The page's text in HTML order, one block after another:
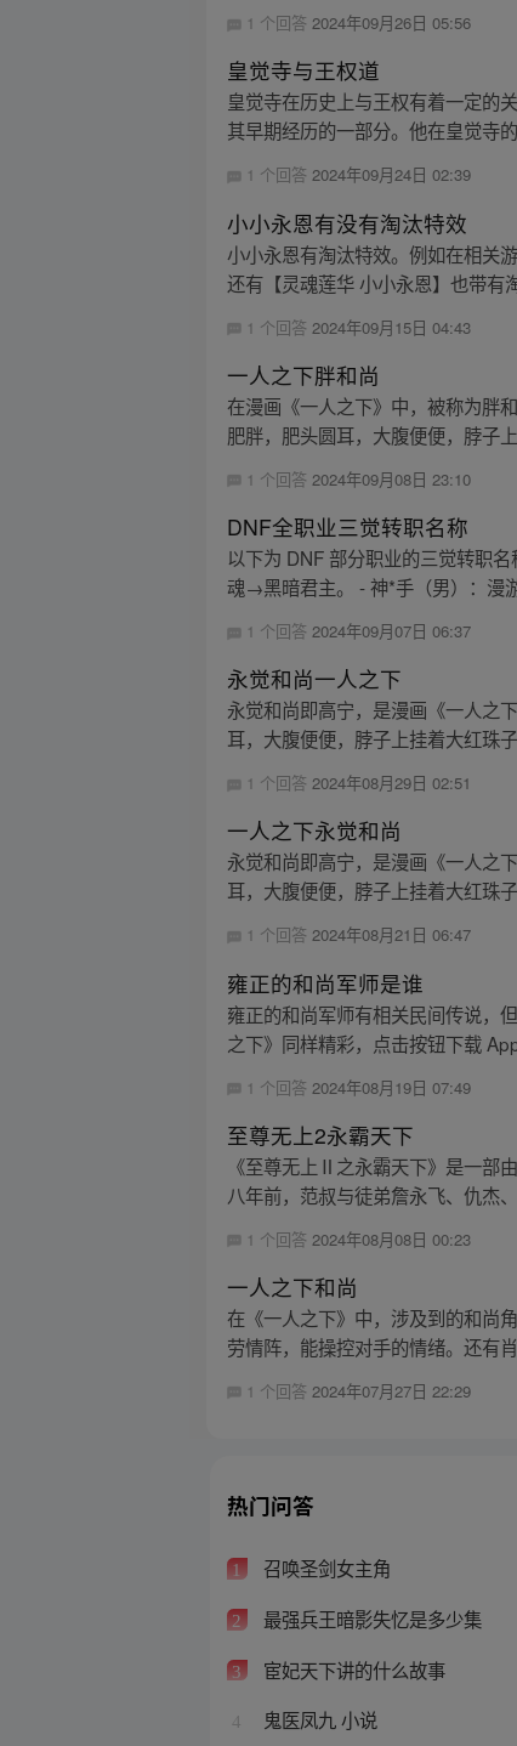
1 个回答2024年09月26日 05:56
皇觉寺与王权道
皇觉寺在历史上与王权有着一定的
其早期经历的一部分。他在皇觉寺
1 个回答2024年09月24日 02:39
小小永恩有没有淘汰特效
小小永恩有淘汰特效。例如在相关
还有【灵魂莲华 小小永恩】也带有
1 个回答 2024年09月15日 04:43
一人之下胖和尚
在漫画《一人之下》中，被称为胖
肥胖，肥头圆耳，大腹便便，脖子
1 个回答 2024年09月08日 23:10
DNF全职业三觉转职名称
以下为 DNF 部分职业的三觉转
魂→黑暗君主。 - 神*手（男）：
1 个回答2024年09月07日 06:37
永觉和尚一人之下
永觉和尚即高宁，是漫画《一人之
耳，大腹便便，脖子上挂着大红珠
1 个回答2024年08月29日 02:51
一人之下永觉和尚
永觉和尚即高宁，是漫画《一人之
耳，大腹便便，脖子上挂着大红珠
1 个回答2024年08月21日 06:47
雍正的和尚军师是谁
雍正的和尚军师有相关民间传说，
之下》同样精彩，点击按钮下载
1 个回答 2024年08月19日 07:49
至尊无上2永霸天下
《至尊无上Ⅱ之永霸天下》是一部
八年前，范叔与徒弟詹永飞、仇杰
1 个回答 2024年08月08日 00:23
一人之下和尚
在《一人之下》中，涉及到的和尚
劳情阵，能操控对手的情绪。还有
1 个回答2024年07月27日 22:29
热门问答
1 召唤圣剑女主角
2 最强兵王暗影失忆是多少集
3 宦妃天下讲的什么故事
4 鬼医凤九 小说